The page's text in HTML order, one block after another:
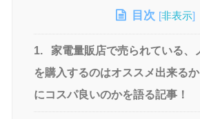
目次 [非表示]
1.
家電量販店で売られている、
を購入するのはオススメ出来る
にコスパ良いのかを語る記事！